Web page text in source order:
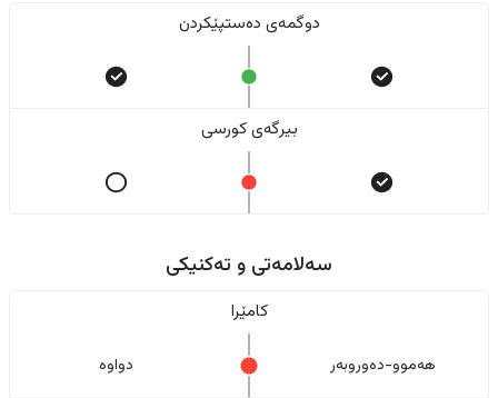
دوگمەی دەستپێکردن
بیرگەی کورسی
سەلامەتی و تەکنیکی
کامێرا
هەموو-دەوروبەر دواوە